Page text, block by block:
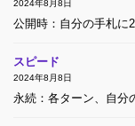
2024年8月8日
公開時：自分の手札に
スピード
2024年8月8日
永続：各ターン、自分